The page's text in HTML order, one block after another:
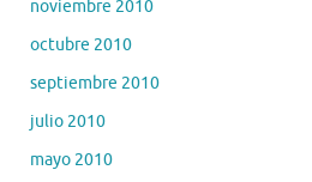
noviembre 2010
octubre 2010
septiembre 2010
julio 2010
mayo 2010